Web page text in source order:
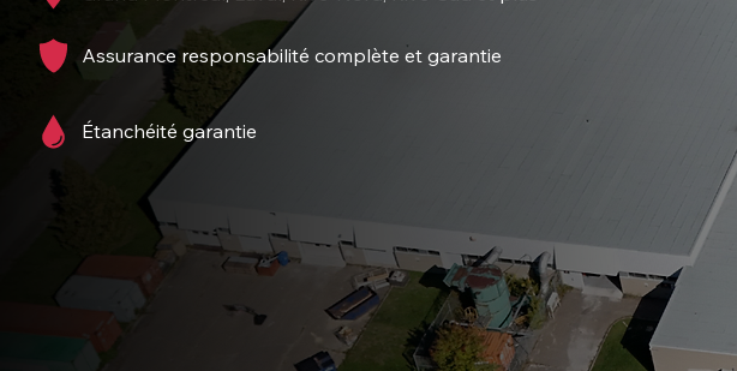
Assurance responsabilité complète et garantie
Étanchéité garantie